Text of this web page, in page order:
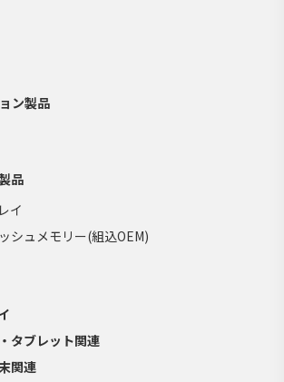
ン製品
品
イ
シュメモリー(組込OEM)
タブレット関連
関連